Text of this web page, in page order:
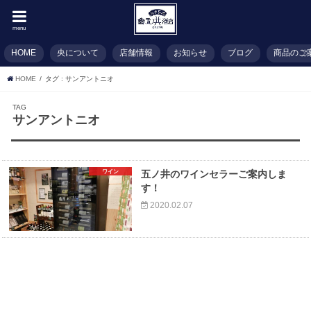
menu
HOME 央について 店舗情報 お知らせ ブログ 商品のご
HOME タグ : サンアントニオ
TAG
サンアントニオ
ワイン
五ノ井のワインセラーご案内しま
す！
2020.02.07